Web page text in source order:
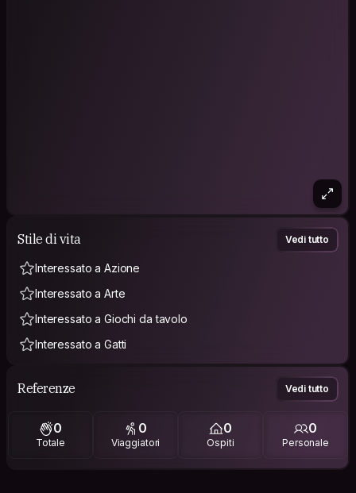
Stile di vita Vedi tutto
Interessato a Azione
Interessato a Arte
Interessato a Giochi da tavolo
Interessato a Gatti
Referenze Vedi tutto
0
Totale
0
Viaggiatori
0
Ospiti
0
Personale